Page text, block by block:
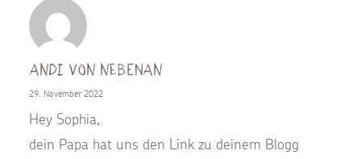
Andi Von Nebenan
29. November 2022
Hey Sophia,
dein Papa hat uns den Link zu deinem Blogg